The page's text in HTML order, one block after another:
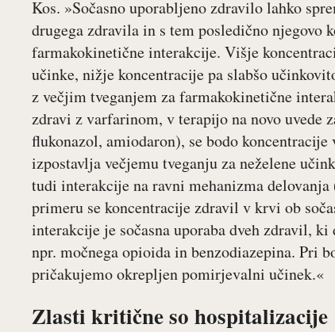
Kos. »Sočasno uporabljeno zdravilo lahko
drugega zdravila in s tem posledično njegovo
farmakokinetične interakcije. Višje
učinke, nižje koncentracije pa slabšo
z večjim tveganjem za farmakokinetične
zdravi z varfarinom, v terapijo na novo uvede
flukonazol, amiodaron), se bodo
izpostavlja večjemu tveganju za neželene
tudi interakcije na ravni mehanizma
primeru se koncentracije zdravil v krvi ob
interakcije je sočasna uporaba dveh zdravil,
npr. močnega opioida in benzodiazepina. Pri
pričakujemo okrepljen pomirjevalni učinek.«
Zlasti kritične so hospitalizacije